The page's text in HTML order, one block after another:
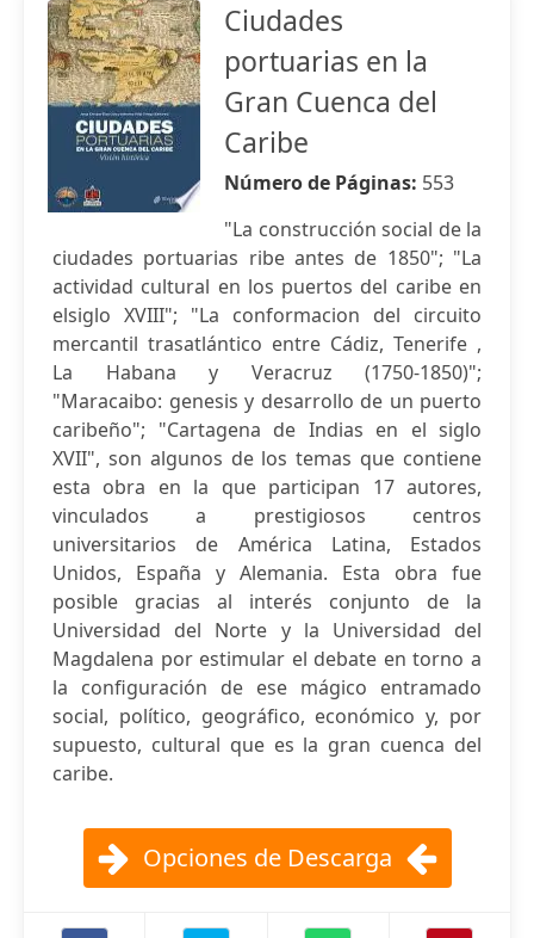
Ciudades
portuarias en la
Gran Cuenca del
Caribe
Número de Páginas: 553
"La construcción social de la
ciudades portuarias ribe antes de 1850"; "La
actividad cultural en los puertos del caribe en
elsiglo XVIII"; "La conformacion del circuito
mercantil trasatlántico entre Cádiz, Tenerife ,
La Habana y Veracruz (1750-1850)";
"Maracaibo: genesis y desarrollo de un puerto
caribeño"; "Cartagena de Indias en el siglo
XVII", son algunos de los temas que contiene
esta obra en la que participan 17 autores,
vinculados a prestigiosos centros
universitarios de América Latina, Estados
Unidos, España y Alemania. Esta obra fue
posible gracias al interés conjunto de la
Universidad del Norte y la Universidad del
Magdalena por estimular el debate en torno a
la configuración de ese mágico entramado
social, político, geográfico, económico y, por
supuesto, cultural que es la gran cuenca del
caribe.
Opciones de Descarga